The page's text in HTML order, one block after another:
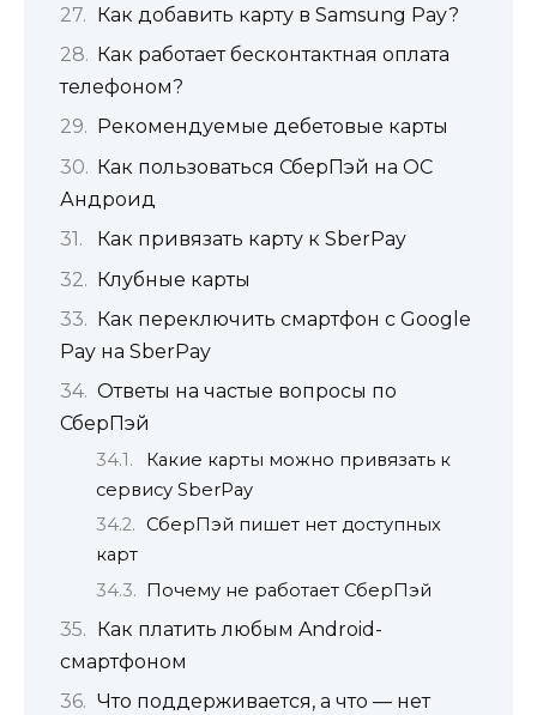
Как добавить карту в Samsung Pay?
Как работает бесконтактная оплата
телефоном?
Рекомендуемые дебетовые карты
Как пользоваться СберПэй на ОС
Андроид
Как привязать карту к SberPay
Клубные карты
Как переключить смартфон с Google
Pay на SberPay
Ответы на частые вопросы по
СберПэй
Какие карты можно привязать к
сервису SberPay
СберПэй пишет нет доступных
карт
Почему не работает СберПэй
Как платить любым Android-
смартфоном
Что поддерживается, а что — нет